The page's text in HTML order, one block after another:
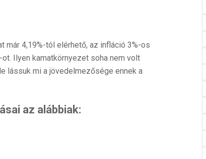
már 4,19%-tól elérhető, az infláció 3%-os
Ilyen kamatkörnyezet soha nem volt
lássuk mi a jövedelmezősége ennek a
az alábbiak: